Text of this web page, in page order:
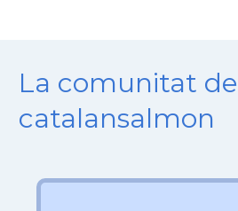
La comunitat de
catalansalmon